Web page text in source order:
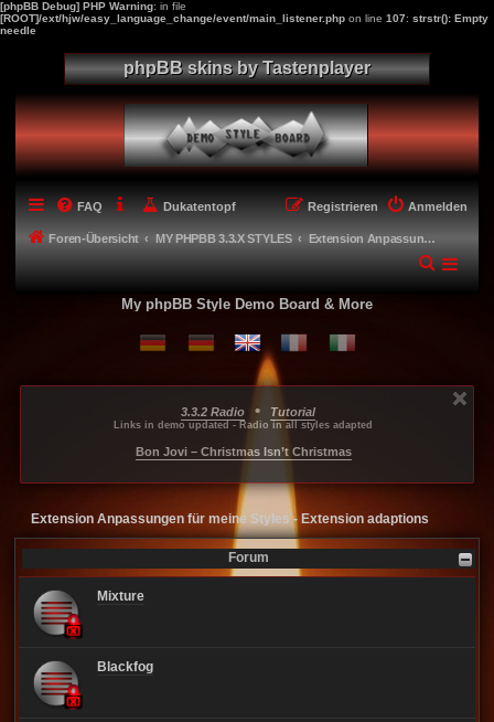
[phpBB Debug] PHP Warning: in file
[ROOT]/ext/hjw/easy_language_change/event/main_listener.php on line 107: strstr(): Empty
needle
phpBB skins by Tastenplayer
FAQ Dukatentopf Anmelden
Registrieren
Foren-Übersicht MY PHPBB 3.3.X STYLES Extension Anpassungen für meine Styles - Extension adaptions
My phpBB Style Demo Board & More
3.3.2 Radio • Tutorial
Links in demo updated - Radio in all styles adapted
Bon Jovi – Christmas Isn’t Christmas
Extension Anpassungen für meine Styles - Extension adaptions
Forum
Mixture
Blackfog